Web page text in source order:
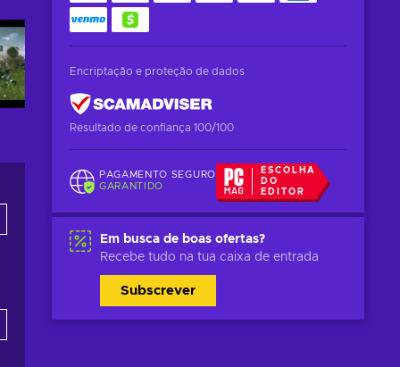
Encriptação e proteção de dados
Resultado de confiança 100/100
PAGAMENTO SEGURO
GARANTIDO
ESCOLHA
DO
EDITOR
Em busca de boas ofertas?
Recebe tudo na tua caixa de entrada
Subscrever